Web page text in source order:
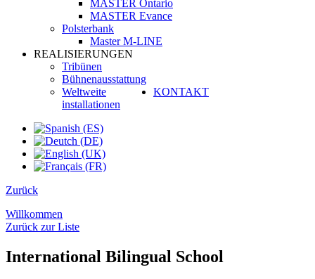
MASTER Ontario
MASTER Evance
Polsterbank
Master M-LINE
REALISIERUNGEN
Tribünen
Bühnenausstattung
Weltweite
installationen
KONTAKT
Zurück
Willkommen
Zurück zur Liste
International Bilingual School